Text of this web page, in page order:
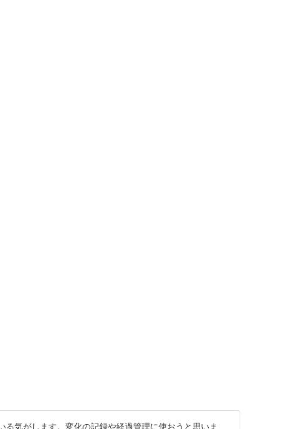
気がします。変化の記録や経過管理に使おうと思いま